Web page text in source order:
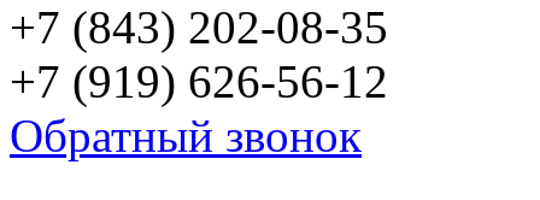
+7 (843) 202-08-35
+7 (919) 626-56-12
Обратный звонок